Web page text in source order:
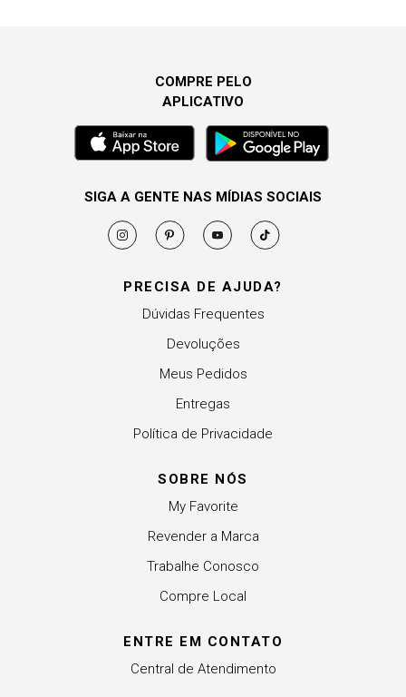
PRECISA DE AJUDA?
Dúvidas Frequentes
Devoluções
Meus Pedidos
Entregas
Política de Privacidade
SOBRE NÓS
My Favorite
Revender a Marca
Trabalhe Conosco
Compre Local
ENTRE EM CONTATO
Central de Atendimento
COMPRE PELO
APLICATIVO
SIGA A GENTE NAS MÍDIAS SOCIAIS